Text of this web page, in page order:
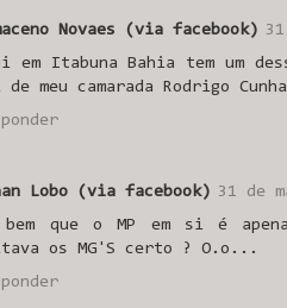
Novaes (via facebook)
em Itabuna Bahia tem um
de meu camarada Rodrigo
Lobo (via facebook) 31 de
bem que o MP em si é
os MG'S certo ? O.o...